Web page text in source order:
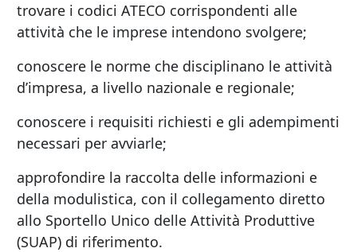
trovare i codici ATECO corrispondenti alle
attività che le imprese intendono svolgere;
conoscere le norme che disciplinano le attività
d’impresa, a livello nazionale e regionale;
conoscere i requisiti richiesti e gli adempimenti
necessari per avviarle;
approfondire la raccolta delle informazioni e
della modulistica, con il collegamento diretto
allo Sportello Unico delle Attività Produttive
(SUAP) di riferimento.